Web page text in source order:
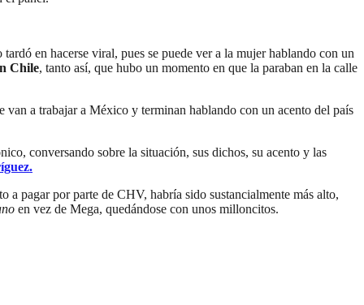
en hacerse viral, pues se puede ver a la mujer hablando con un
Chile, tanto así, que hubo un momento en que la paraban en la calle
van a trabajar a México y terminan hablando con un acento del país
conversando sobre la situación, sus dichos, su acento y las
a pagar por parte de CHV, habría sido sustancialmente más alto,
en vez de Mega, quedándose con unos milloncitos.